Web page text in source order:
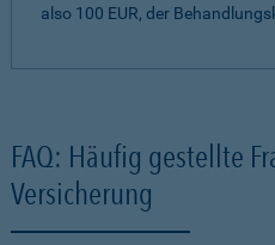
also 100 EUR, der
FAQ: Häufig gestellte
Versicherung